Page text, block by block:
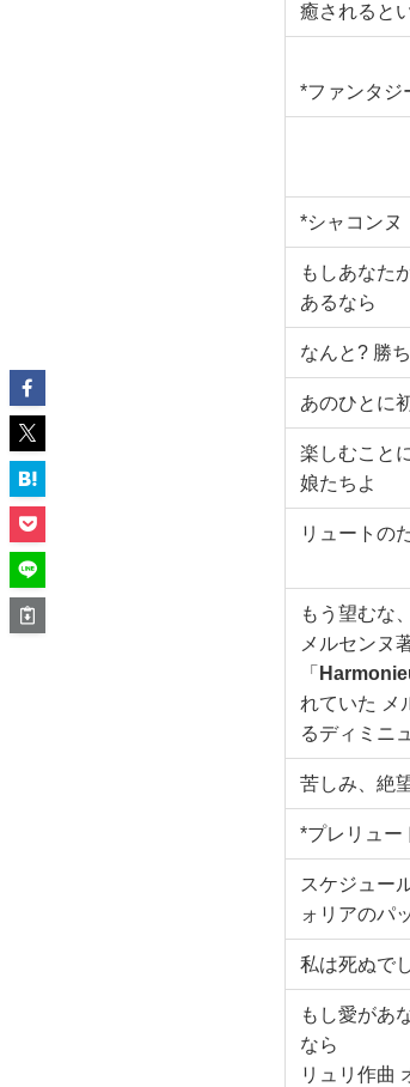
癒されると
*ファンタジ
*シャコンヌ
もしあなた
あるなら
なんと? 勝
あのひとに
楽しむこと
娘たちよ
リュートの
もう望むな
メルセンヌ
「 Harmonie
れていた メ
るディミニ
苦しみ、絶
*プレリュー
スケジュー
ォリアのパ
私は死ぬで
もし愛があ
なら
リュリ作曲